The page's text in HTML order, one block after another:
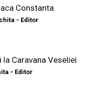
Constanta
- Editor
Caravana Veseliei
- Editor